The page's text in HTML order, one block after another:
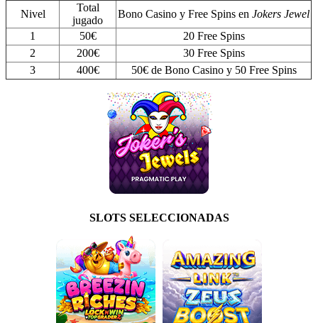
Nivel
Total
jugado
Bono Casino y Free Spins en Jokers Jewel
1
50€
20 Free Spins
2
200€
30 Free Spins
3
400€ 50€ de Bono Casino y 50 Free Spins
SLOTS SELECCIONADAS